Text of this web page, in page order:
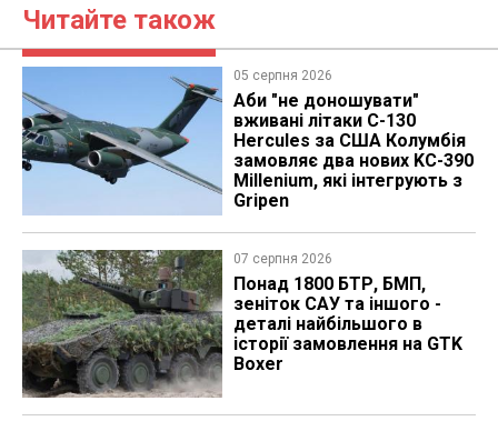
Читайте також
05 серпня 2026
Аби "не доношувати"
вживані літаки C-130
Hercules за США Колумбія
замовляє два нових KC-390
Millenium, які інтегрують з
Gripen
07 серпня 2026
Понад 1800 БТР, БМП,
зеніток САУ та іншого -
деталі найбільшого в
історії замовлення на GTK
Boxer